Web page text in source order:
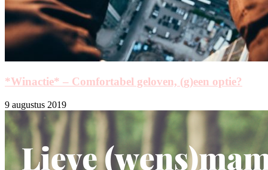
*Winactie* – Comfortabel geloven, (g)een optie?
9 augustus 2019